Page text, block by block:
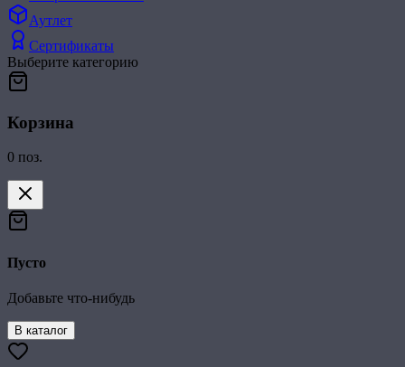
Аутлет
Сертификаты
Выберите категорию
Корзина
0 поз.
Пусто
Добавьте что-нибудь
В каталог